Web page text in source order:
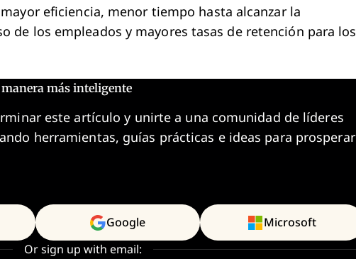
eficiencia, menor tiempo hasta alcanzar la
de los empleados y mayores tasas de retención para los
más inteligente
este artículo y unirte a una comunidad de líderes
herramientas, guías prácticas e ideas para prosperar
Google Microsoft
Or sign up with email: